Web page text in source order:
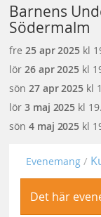
Barnens
Södermalm
fre 25 apr 2025kl
lör 26 apr 2025kl
sön 27 apr 2025kl
lör3 maj 2025 kl
sön4 maj 2025 kl
Evenemang
Det här